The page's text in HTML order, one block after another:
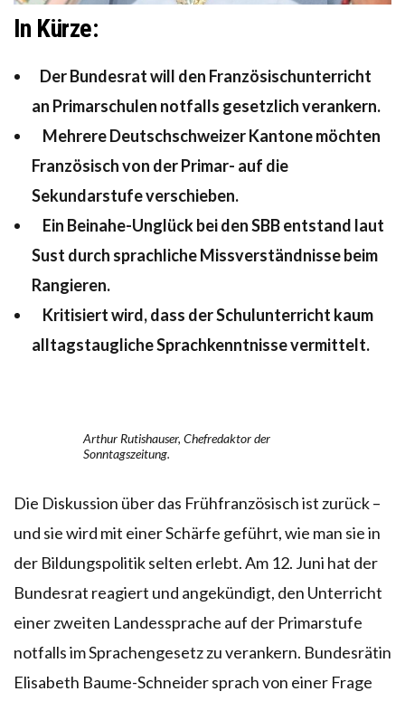
In Kürze:
Der Bundesrat will den Französischunterricht
an Primarschulen notfalls gesetzlich verankern.
Mehrere Deutschschweizer Kantone möchten
Französisch von der Primar- auf die
Sekundarstufe verschieben.
Ein Beinahe-Unglück bei den SBB entstand laut
Sust durch sprachliche Missverständnisse beim
Rangieren.
Kritisiert wird, dass der Schulunterricht kaum
alltagstaugliche Sprachkenntnisse vermittelt.
Arthur Rutishauser, Chefredaktor der
Sonntagszeitung.
Die Diskussion über das Frühfranzösisch ist zurück –
und sie wird mit einer Schärfe geführt, wie man sie in
der Bildungspolitik selten erlebt. Am 12. Juni hat der
Bundesrat reagiert und angekündigt, den Unterricht
einer zweiten Landessprache auf der Primarstufe
notfalls im Sprachengesetz zu verankern. Bundesrätin
Elisabeth Baume-Schneider sprach von einer Frage